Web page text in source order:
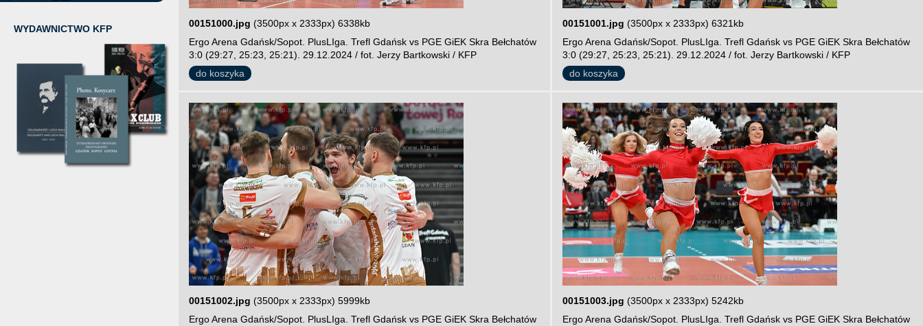
WYDAWNICTWO KFP 00151000.jpg (3500px x 2333px) 6338kb
Ergo Arena Gdańsk/Sopot. PlusLIga. Trefl Gdańsk vs PGE GiEK Skra Bełchatów
3:0 (29:27, 25:23, 25:21). 29.12.2024 / fot. Jerzy Bartkowski / KFP
do koszyka
00151001.jpg (3500px x 2333px) 6321kb
Ergo Arena Gdańsk/Sopot. PlusLIga. Trefl Gdańsk vs PGE GiEK Skra Bełchatów
3:0 (29:27, 25:23, 25:21). 29.12.2024 / fot. Jerzy Bartkowski / KFP
do koszyka
00151002.jpg (3500px x 2333px) 5999kb
Ergo Arena Gdańsk/Sopot. PlusLIga. Trefl Gdańsk vs PGE GiEK Skra Bełchatów
00151003.jpg (3500px x 2333px) 5242kb
Ergo Arena Gdańsk/Sopot. PlusLIga. Trefl Gdańsk vs PGE GiEK Skra Bełchatów